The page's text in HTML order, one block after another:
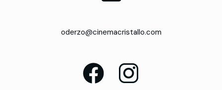
oderzo@cinemacristallo.com